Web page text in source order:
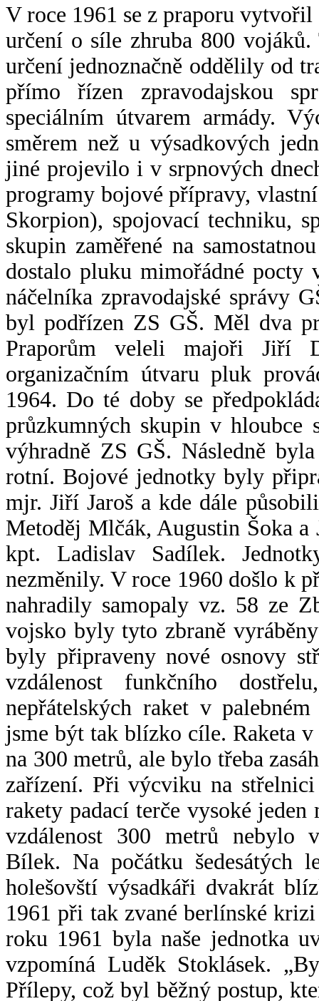
V roce 1961 se z praporu
určení o síle zhruba 800
určení jednoznačně oddělily od
přímo řízen zpravodajskou
speciálním útvarem armády.
směrem než u výsadkových
jiné projevilo i v srpnových
programy bojové přípravy,
Skorpion), spojovací techniku,
skupin zaměřené na
dostalo pluku mimořádné
náčelníka zpravodajské správy
byl podřízen ZS GŠ. Měl dva
Praporům veleli majoři Jiří
organizačním útvaru pluk
1964. Do té doby se
průzkumných skupin v hloubce
výhradně ZS GŠ. Následně
rotní. Bojové jednotky byly
mjr. Jiří Jaroš a kde dále
Metoděj Mlčák, Augustin Šoka
kpt. Ladislav Sadílek.
nezměnily. V roce 1960 došlo k
nahradily samopaly vz. 58 ze
vojsko byly tyto zbraně
byly připraveny nové osnovy
vzdálenost funkčního
nepřátelských raket v
jsme být tak blízko cíle. Raketa
na 300 metrů, ale bylo třeba
zařízení. Při výcviku na
rakety padací terče vysoké
vzdálenost 300 metrů nebylo
Bílek. Na počátku
holešovští výsadkáři dvakrát
1961 při tak zvané berlínské
roku 1961 byla naše jednotka
vzpomíná Luděk Stoklásek.
Přílepy, což byl běžný postup,